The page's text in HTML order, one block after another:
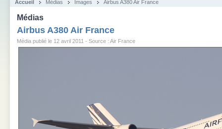
Accueil
Médias Images Airbus A380 Air France
Médias
Airbus A380 Air France
Média publié le 12 avril 2011 - Source : Air France